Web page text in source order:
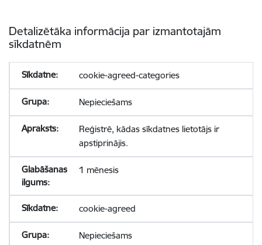
Detalizētāka informācija par izmantotajām
sīkdatnēm
cookie-agreed-categories
Nepieciešams
Reģistrē, kādas sīkdatnes lietotājs ir
apstiprinājis.
1 mēnesis
cookie-agreed
Nepieciešams